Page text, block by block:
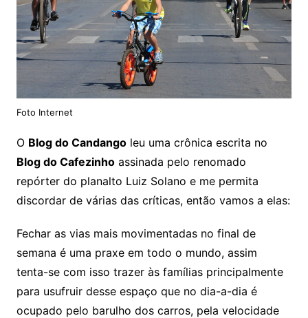
Foto Internet
O Blog do Candangoleu uma crônica escrita no
Blog do Cafezinhoassinada pelo renomado
repórter do planalto Luiz Solano e me permita
discordar de várias das críticas, então vamos a elas:
Fechar as vias mais movimentadas no final de
semana é uma praxe em todo o mundo, assim
tenta-se com isso trazer às famílias principalmente
para usufruir desse espaço que no dia-a-dia é
ocupado pelo barulho dos carros, pela velocidade